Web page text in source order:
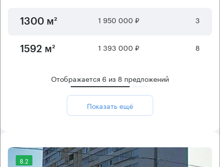
1300 м² 1 950 000 ₽ 3
1592 м² 1 393 000 ₽ 8
Отображается 6 из 8 предложений
Показать ещё
8.2